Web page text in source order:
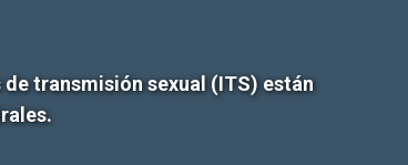
transmisión sexual (ITS) están